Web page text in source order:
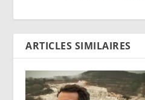
ARTICLES SIMILAIRES